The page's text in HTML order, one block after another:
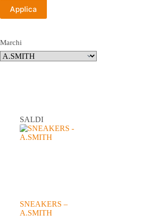
SALDI
SNEAKERS –
A.SMITH
Applica
Marchi